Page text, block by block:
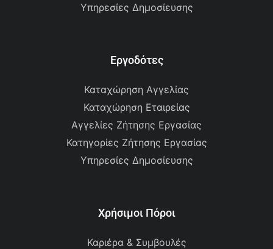
Υπηρεσίες Δημοσίευσης
Εργοδότες
Καταχώρηση Αγγελίας
Καταχώρηση Εταιρείας
Αγγελίες Ζήτησης Εργασίας
Κατηγορίες Ζήτησης Εργασίας
Υπηρεσίες Δημοσίευσης
Χρήσιμοι Πόροι
Καριέρα & Συμβουλές